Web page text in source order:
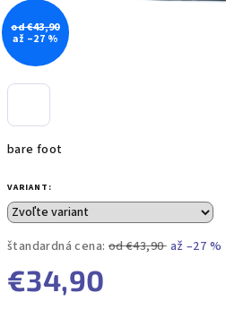
bare foot
VARIANT:
štandardná cena: od €43,90 až –27 %
€34,90
od €43,90
až –27 %